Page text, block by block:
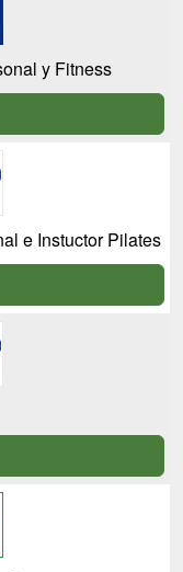
y Fitness
e Instuctor Pilates